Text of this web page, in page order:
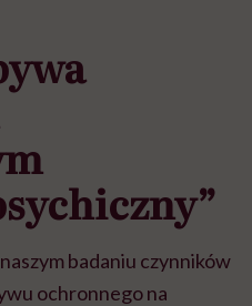
badaniu czynników
ochronnego na